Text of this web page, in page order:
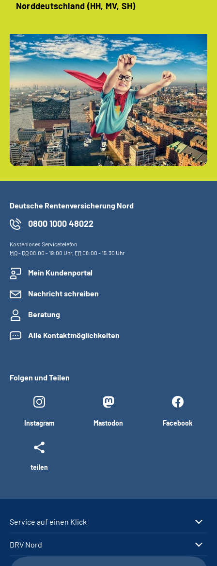
Norddeutschland (HH, MV, SH)
Deutsche Rentenversicherung Nord
0800 1000 48022
Kostenloses Servicetelefon
MO- DO08:00 - 19:00 Uhr, FR08:00 - 15:30 Uhr
Mein Kundenportal
Nachricht schreiben
Beratung
Alle Kontaktmöglichkeiten
Folgen und Teilen
Instagram Mastodon Facebook
teilen
Service auf einen Klick
DRV Nord